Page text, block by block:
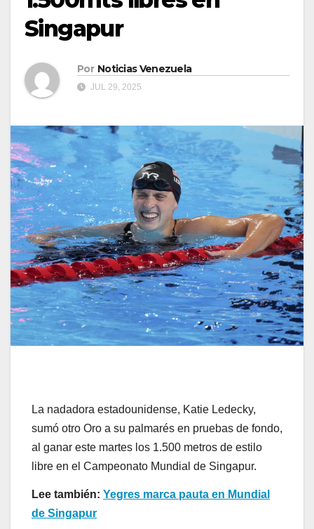
Singapur
Por Noticias Venezuela
JUL 29, 2025
La nadadora estadounidense, Katie Ledecky,
sumó otro Oro a su palmarés en pruebas de fondo,
al ganar este martes los 1.500 metros de estilo
libre en el Campeonato Mundial de Singapur.
Lee también: Yegres marca pauta en Mundial
de Singapur